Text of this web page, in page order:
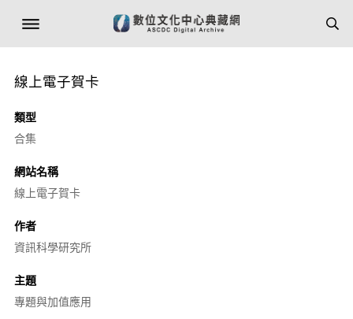
線上電子賀卡
類型
合集
網站名稱
線上電子賀卡
作者
資訊科學研究所
主題
專題與加值應用